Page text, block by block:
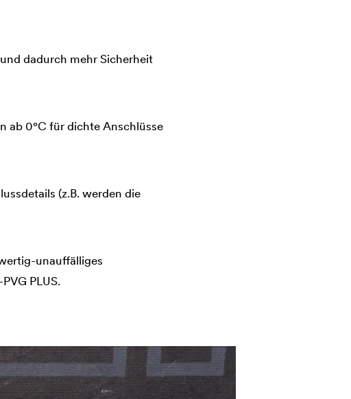
dadurch mehr Sicherheit
ab 0°C für dichte Anschlüsse
(z.B. werden die
unauffälliges
-PVG PLUS.